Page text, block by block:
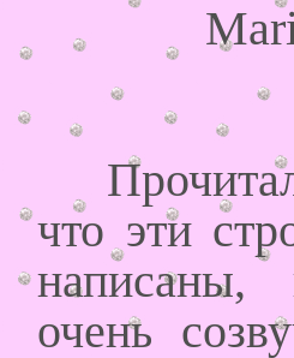
Marina
что эти
написаны,
очень